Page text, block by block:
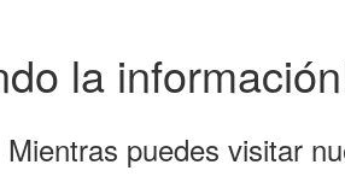
la
Mientras puedes visitar